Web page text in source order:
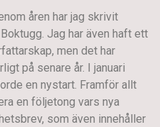
åren har jag skrivit
Jag har även haft ett
men det har
på senare år. I januari
en nystart. Framför allt
en följetong vars nya
som även innehåller